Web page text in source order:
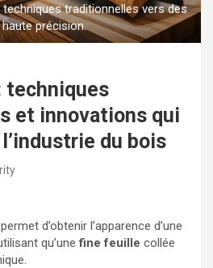
techniques traditionnelles vers des
précision.
techniques
et innovations qui
du bois
permet d’obtenir l’apparence d’une
qu’unefine feuille collée